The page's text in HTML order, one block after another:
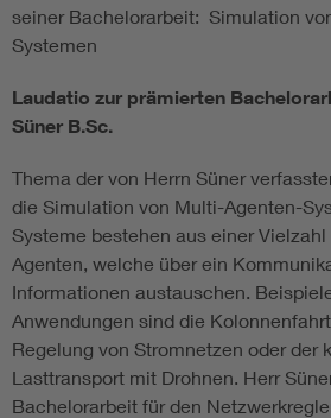
seiner Bachelorarbeit: Simulation
Systemen
Laudatio zur prämierten
Süner B.Sc.
Thema der von Herrn Süner
die Simulation von Multi-Agenten-
Systeme bestehen aus einer
Agenten, welche über ein
Informationen austauschen.
Anwendungen sind die
Regelung von Stromnetzen oder der
Lasttransport mit Drohnen. Herr
Bachelorarbeit für den